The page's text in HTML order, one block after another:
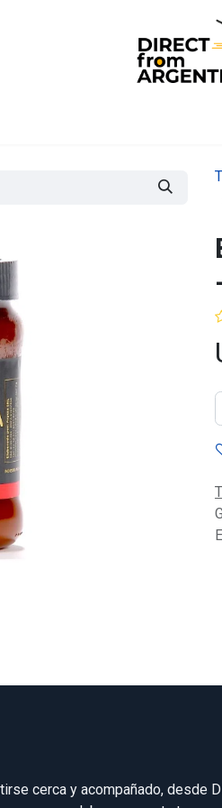
cerca y acompañado, desde